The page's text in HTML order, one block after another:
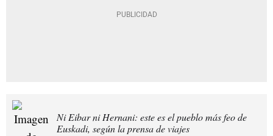
Ni Eibar ni Hernani: este es el pueblo más feo de
Euskadi, según la prensa de viajes